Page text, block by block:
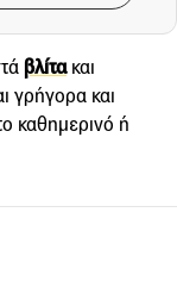
βλίτακαι
γρήγορα και
καθημερινό ή